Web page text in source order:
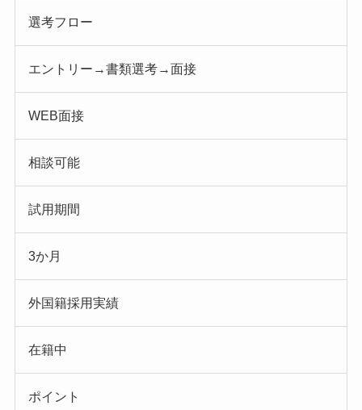
選考フロー
エントリー→書類選考→面接
WEB面接
相談可能
試用期間
3か月
外国籍採用実績
在籍中
ポイント